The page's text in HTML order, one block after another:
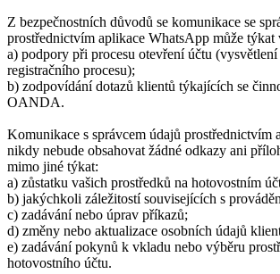
Z bezpečnostních důvodů se komunikace se
prostřednictvím aplikace WhatsApp může týkat
a) podpory při procesu otevření účtu
registračního procesu);
b) zodpovídání dotazů klientů týkajících se
OANDA.
Komunikace s správcem údajů prostřednictvím
nikdy nebude obsahovat žádné odkazy ani
mimo jiné týkat:
a) zůstatku vašich prostředků na hotovostním
b) jakýchkoli záležitostí souvisejících s
c) zadávání nebo úprav příkazů;
d) změny nebo aktualizace osobních údajů
e) zadávání pokynů k vkladu nebo výběru
hotovostního účtu.